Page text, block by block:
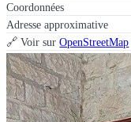
Coordonnées
Adresse approximative
🔗 Voir surOpenStreetMap